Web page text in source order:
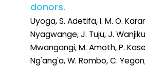
donors.
Uyoga, S. Adetifa, I. M. O.
Nyagwange, J. Tuju, J.
Mwangangi, M. Amoth, P.
Ng'ang'a, W. Rombo, C.